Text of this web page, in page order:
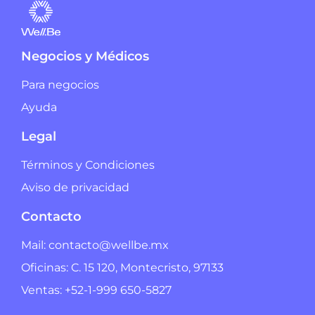
Negocios y Médicos
Para negocios
Ayuda
Legal
Términos y Condiciones
Aviso de privacidad
Contacto
Mail: contacto@wellbe.mx
Oficinas: C. 15 120, Montecristo, 97133
Ventas: +52-1-999 650-5827